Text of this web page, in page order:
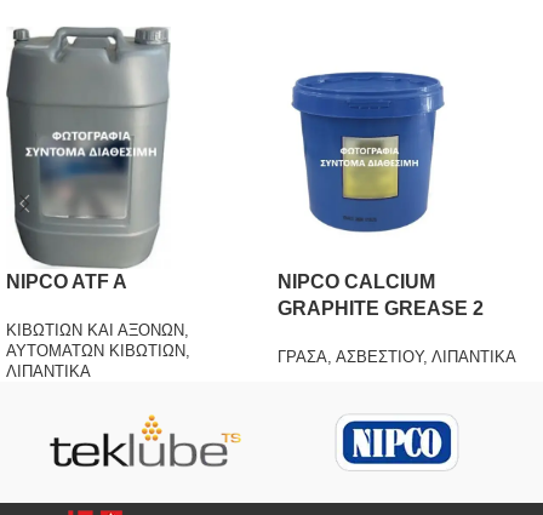
NIPCO ATF A
ΚΙΒΩΤΙΩΝ ΚΑΙ ΑΞΟΝΩΝ
ΑΥΤΟΜΑΤΩΝ ΚΙΒΩΤΙΩΝ
ΛΙΠΑΝΤΙΚΑ
NIPCO CALCIUM
GRAPHITE GREASE 2
ΓΡΑΣΑ ΑΣΒΕΣΤΙΟΥ, ΛΙΠΑΝΤΙΚΑ